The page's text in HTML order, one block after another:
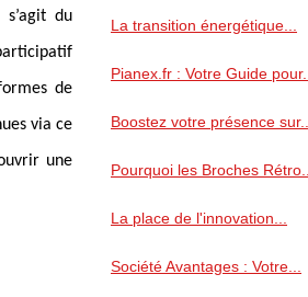
du
de
via ce
une
La transition énergétique...
Pianex.fr : Votre Guide pour...
Boostez votre présence sur...
Pourquoi les Broches Rétro...
La place de l'innovation...
Société Avantages : Votre...